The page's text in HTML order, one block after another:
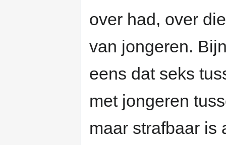
over had, over
van jongeren.
eens dat seks
met jongeren
maar strafbaar is